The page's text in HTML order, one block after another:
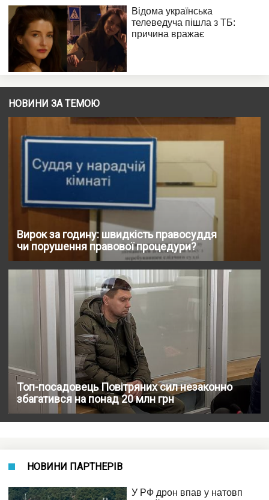
НОВИНИ ЗА ТЕМОЮ
Вирок за годину: швидкість правосуддя
чи порушення правової процедури?
Топ-посадовець Повітряних сил незаконно
збагатився на понад 20 млн грн
НОВИНИ ПАРТНЕРІВ